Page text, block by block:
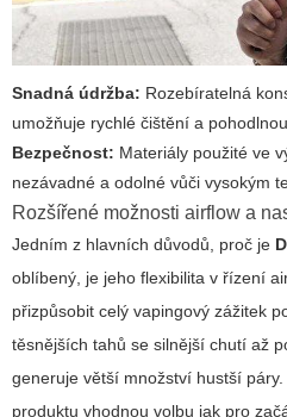
Snadná údržba: Rozebíratelná
umožňuje rychlé čištění a
Bezpečnost: Materiály použité ve
nezávadné a odolné vůči vysokým
Rozšířené možnosti airflow a
Jedním z hlavních důvodů, proč je
oblíbený, je jeho flexibilita v řízení
přizpůsobit celý vapingový zážitek
těsnějších tahů se silnější chutí až
generuje větší množství hustší
produktu vhodnou volbu jak pro